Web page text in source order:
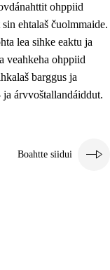
ohppiid
ehtalaš čuolmmaide.
lea sihke eaktu ja
veahkeha ohppiid
barggus ja
árvvoštallandáiddut.
Boahtte siidui